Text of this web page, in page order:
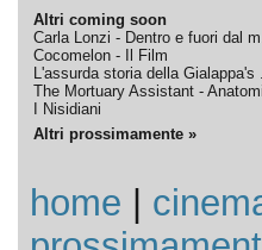
Altri coming soon
Carla Lonzi - Dentro e fuori dal
Cocomelon - Il Film
L'assurda storia della Gialappa's
The Mortuary Assistant -
I Nisidiani
Altri prossimamente »
home